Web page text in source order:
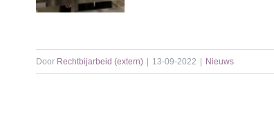
Door Rechtbijarbeid (extern) 13-09-2022 Nieuws